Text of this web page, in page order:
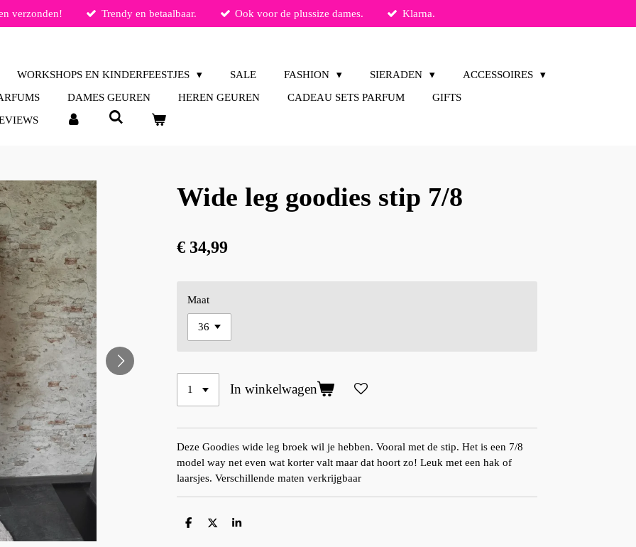
verzonden! Trendy en betaalbaar. Ook voor de plussize dames. Klarna.
WORKSHOPS EN KINDERFEESTJES SALE FASHION SIERADEN
ACCESSOIRES
DAMES GEUREN HEREN GEUREN CADEAU SETS PARFUM
GIFTS
Wide leg goodies stip 7/8
€ 34,99
Maat
In winkelwagen
Deze Goodies wide leg broek wil je hebben. Vooral met de stip. Het is een 7/8
model way net even wat korter valt maar dat hoort zo! Leuk met een hak of
laarsjes. Verschillende maten verkrijgbaar
D
D
S